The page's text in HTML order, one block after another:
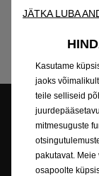
Konfiguraator
Esinduse
JÄTKA LUBA
Kasutame
jaoks
teile selliseid
mitmesuguste
pakutavat.
osapoolte